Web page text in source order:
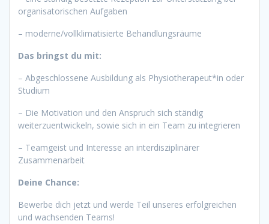
organisatorischen Aufgaben
– moderne/vollklimatisierte Behandlungsräume
Das bringst du mit:
– Abgeschlossene Ausbildung als Physiotherapeut*in oder
Studium
– Die Motivation und den Anspruch sich ständig
weiterzuentwickeln, sowie sich in ein Team zu integrieren
– Teamgeist und Interesse an interdisziplinärer
Zusammenarbeit
Deine Chance:
Bewerbe dich jetzt und werde Teil unseres erfolgreichen
und wachsenden Teams!